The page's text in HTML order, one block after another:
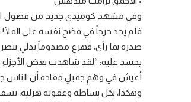
وفي مشهد كوميدي جديد من فصول
فلم يجد حرجاً في فضح نفسه على
صدره بما رأى، فهرع مصدوماً يدلي
يحسد عليه: “لقد شاهدت بعض الأجزاء
أعيش في وهْمٍ جميلٍ مفاده أن الناس
وهكذا، بكل بساطة وعفوية هزلية،